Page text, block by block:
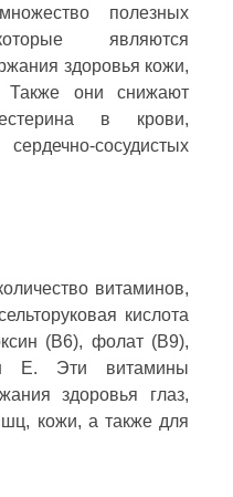
полезных
являются
здоровья кожи,
Также они снижают
в крови,
сосудистых
витаминов,
кислота
(В6), фолат (В9),
Е. Эти витамины
здоровья глаз,
кожи, а также для